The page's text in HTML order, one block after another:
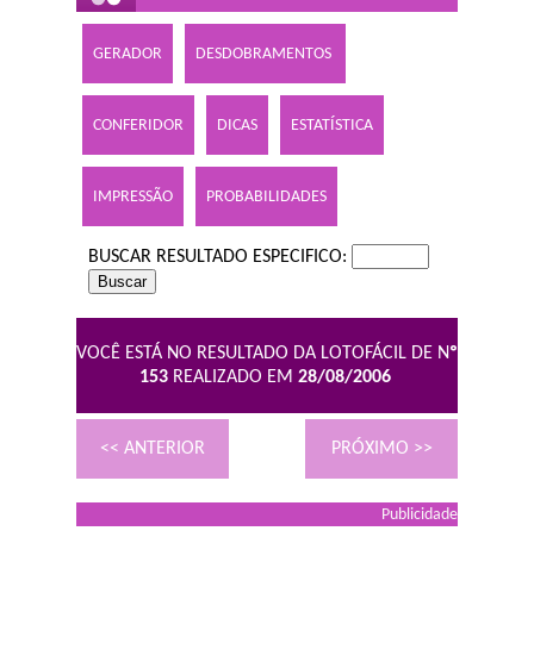
GERADOR DESDOBRAMENTOS
CONFERIDOR DICAS ESTATÍSTICA
IMPRESSÃO PROBABILIDADES
BUSCAR RESULTADO ESPECIFICO:
VOCÊ ESTÁ NO RESULTADO DA LOTOFÁCIL DE Nº
153 REALIZADO EM 28/08/2006
<< ANTERIOR PRÓXIMO >>
Publicidade